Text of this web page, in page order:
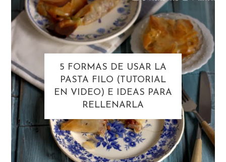
5 FORMAS DE USAR LA
PASTA FILO (TUTORIAL
EN VIDEO) E IDEAS PARA
RELLENARLA